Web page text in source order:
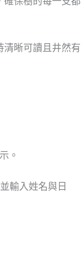
晰可讀且井然有
。
輸入姓名與日